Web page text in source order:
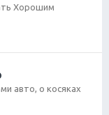
Хорошим
авто, о косяках